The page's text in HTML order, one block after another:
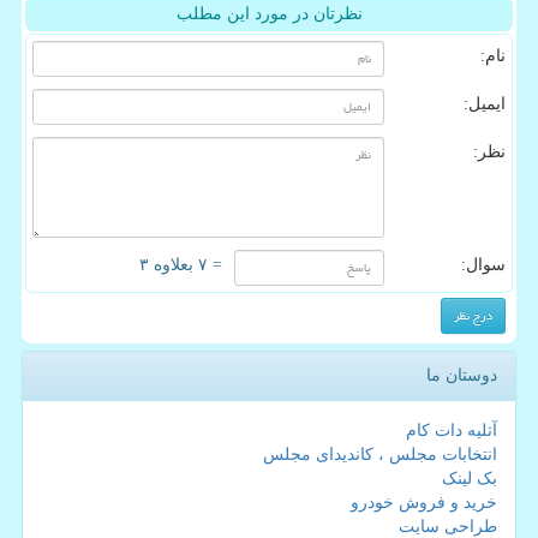
نظرتان در مورد این مطلب
نام:
ایمیل:
نظر:
سوال: = ۷ بعلاوه ۳
دوستان ما
آتلیه دات کام
انتخابات مجلس ، کاندیدای مجلس
بک لینک
خرید و فروش خودرو
طراحی سایت